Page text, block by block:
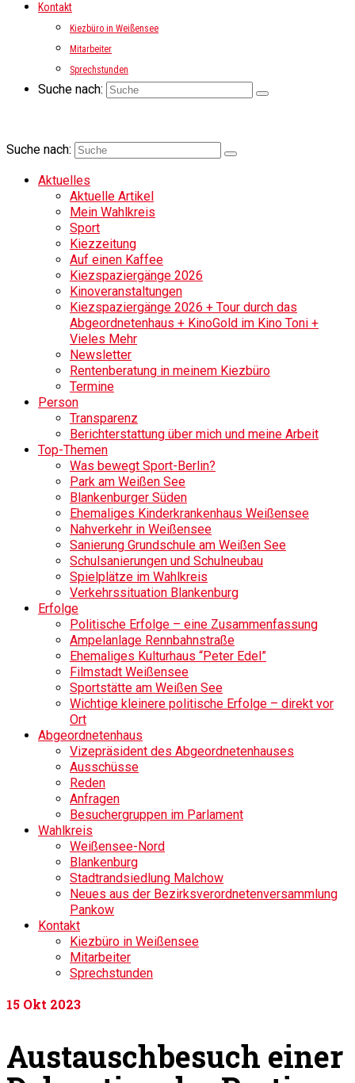
Kontakt
Kiezbüro in Weißensee
Mitarbeiter
Sprechstunden
Suche nach:
Suche nach:
Aktuelles
Aktuelle Artikel
Mein Wahlkreis
Sport
Kiezzeitung
Auf einen Kaffee
Kiezspaziergänge 2026
Kinoveranstaltungen
Kiezspaziergänge 2026 + Tour durch das
Abgeordnetenhaus + KinoGold im Kino Toni +
Vieles Mehr
Newsletter
Rentenberatung in meinem Kiezbüro
Termine
Person
Transparenz
Berichterstattung über mich und meine Arbeit
Top-Themen
Was bewegt Sport-Berlin?
Park am Weißen See
Blankenburger Süden
Ehemaliges Kinderkrankenhaus Weißensee
Nahverkehr in Weißensee
Sanierung Grundschule am Weißen See
Schulsanierungen und Schulneubau
Spielplätze im Wahlkreis
Verkehrssituation Blankenburg
Erfolge
Politische Erfolge – eine Zusammenfassung
Ampelanlage Rennbahnstraße
Ehemaliges Kulturhaus “Peter Edel”
Filmstadt Weißensee
Sportstätte am Weißen See
Wichtige kleinere politische Erfolge – direkt vor
Ort
Abgeordnetenhaus
Vizepräsident des Abgeordnetenhauses
Ausschüsse
Reden
Anfragen
Besuchergruppen im Parlament
Wahlkreis
Weißensee-Nord
Blankenburg
Stadtrandsiedlung Malchow
Neues aus der Bezirksverordnetenversammlung
Pankow
Kontakt
Kiezbüro in Weißensee
Mitarbeiter
Sprechstunden
15 Okt 2023
Austauschbesuch einer